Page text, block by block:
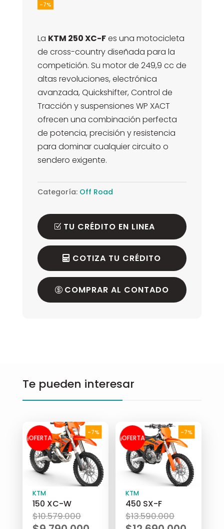
$13.390.000.
$12.490.000.
-7%
La KTM 250 XC-Fes una motocicleta
de cross-country diseñada para la
competición. Su motor de 249,9 cc de
altas revoluciones, electrónica
avanzada, Quickshifter, Control de
Tracción y suspensiones WP XACT
ofrecen una combinación perfecta
de potencia, precisión y resistencia
para dominar cualquier circuito o
sendero exigente.
Categoría: Off Road
TU CRÉDITO EN LINEA
COTIZA TU CRÉDITO
COMPRAR AL CONTADO
Te pueden interesar
-7%
¡OFERTA
!
KTM
150 XC-W
$10.579.000El
-7%
¡OFERTA
!
KTM
450 SX-F
$13.590.000El